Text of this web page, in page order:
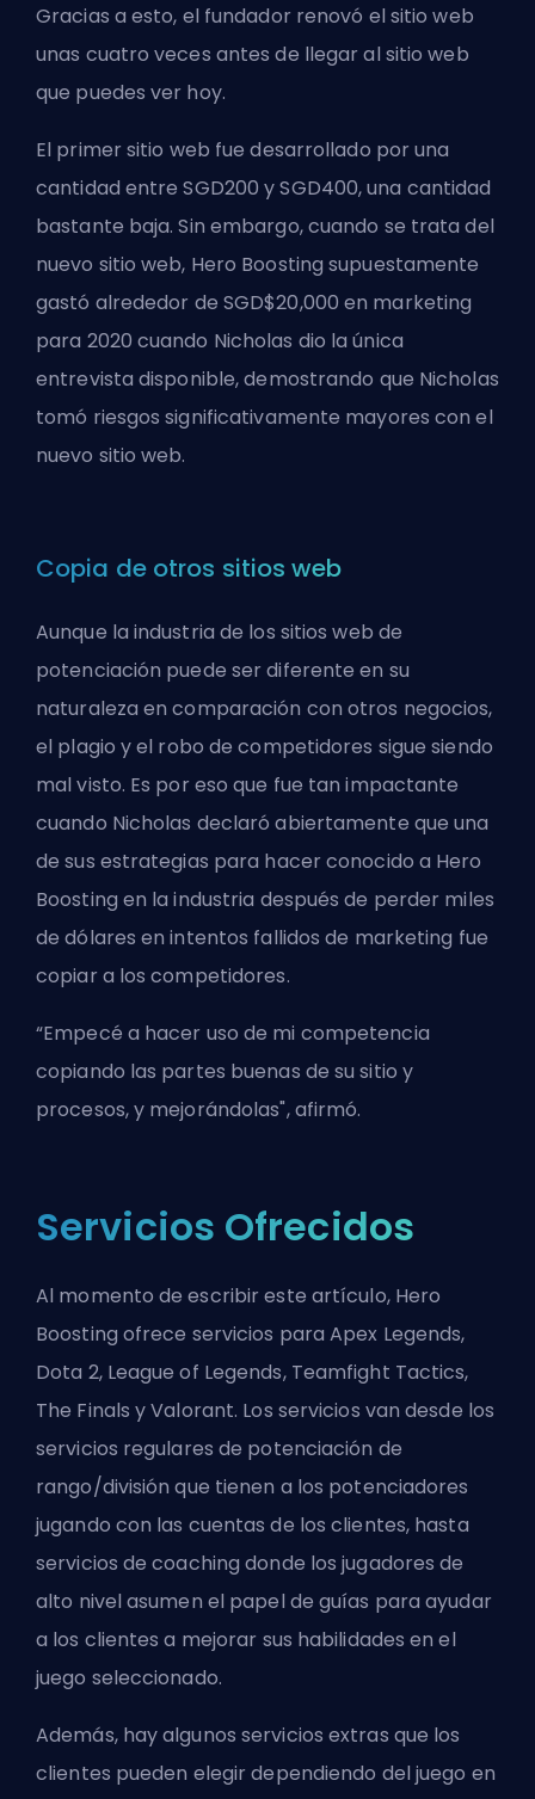
Gracias a esto, el fundador renovó el sitio web
unas cuatro veces antes de llegar al sitio web
que puedes ver hoy.
El primer sitio web fue desarrollado por una
cantidad entre SGD200 y SGD400, una cantidad
bastante baja. Sin embargo, cuando se trata del
nuevo sitio web, Hero Boosting supuestamente
gastó alrededor de SGD$20,000 en marketing
para 2020 cuando Nicholas dio la única
entrevista disponible, demostrando que Nicholas
tomó riesgos significativamente mayores con el
nuevo sitio web.
Copia de otros sitios web
Aunque la industria de los sitios web de
potenciación puede ser diferente en su
naturaleza en comparación con otros negocios,
el plagio y el robo de competidores sigue siendo
mal visto. Es por eso que fue tan impactante
cuando Nicholas declaró abiertamente que una
de sus estrategias para hacer conocido a Hero
Boosting en la industria después de perder miles
de dólares en intentos fallidos de marketing fue
copiar a los competidores.
“Empecé a hacer uso de mi competencia
copiando las partes buenas de su sitio y
procesos, y mejorándolas", afirmó.
Servicios Ofrecidos
Al momento de escribir este artículo, Hero
Boosting ofrece servicios para Apex Legends,
Dota 2, League of Legends, Teamfight Tactics,
The Finals y Valorant. Los servicios van desde los
servicios regulares de potenciación de
rango/división que tienen a los potenciadores
jugando con las cuentas de los clientes, hasta
servicios de coaching donde los jugadores de
alto nivel asumen el papel de guías para ayudar
a los clientes a mejorar sus habilidades en el
juego seleccionado.
Además, hay algunos servicios extras que los
clientes pueden elegir dependiendo del juego en